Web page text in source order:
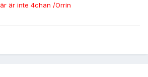
är inte 4chan /Orrin